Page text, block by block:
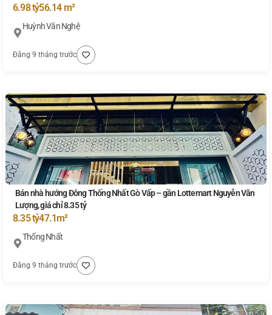
6.98 tỷ56.14 m²
Huỳnh Văn Nghệ
Đăng 9 tháng trước
Bán nhà hướng Đông Thống Nhất Gò Vấp – gần Lottemart Nguyễn Văn
Lượng, giá chỉ 8.35 tỷ
8.35 tỷ47.1m²
Thống Nhất
Đăng 9 tháng trước